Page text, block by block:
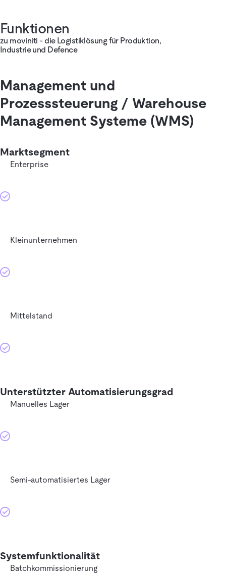
Funktionen
zu moviniti - die Logistiklösung für Produktion,
Industrie und Defence
Management und
Prozesssteuerung / Warehouse
Management Systeme (WMS)
Marktsegment
Enterprise
Kleinunternehmen
Mittelstand
Unterstützter Automatisierungsgrad
Manuelles Lager
Semi-automatisiertes Lager
Systemfunktionalität
Batchkommissionierung